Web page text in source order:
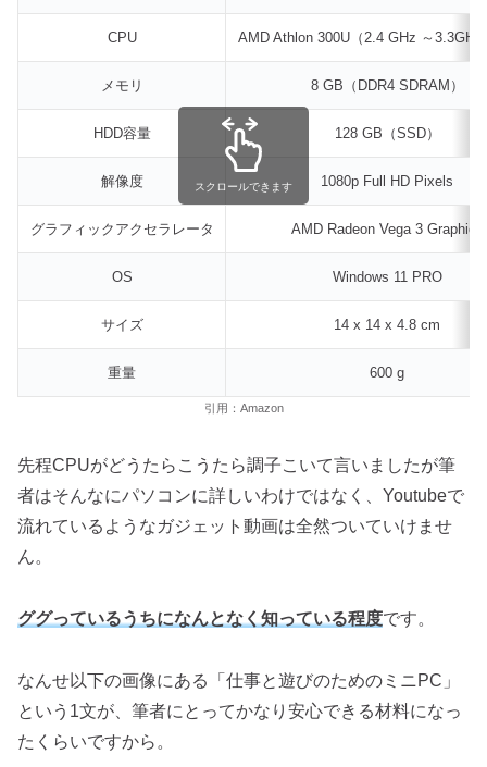
CPU AMD Athlon 300U（2.4 GHz ～3.3GHz
メモリ 8 GB（‎DDR4 SDRAM）
HDD容量 ‎128 GB（SSD）
解像度 1080p Full HD Pixels
グラフィックアクセラレータ AMD Radeon Vega 3 Graphics
OS Windows 11 PRO
サイズ 14 x 14 x 4.8 cm
重量 ‎600 g
スクロールできます
引用：Amazon
先程CPUがどうたらこうたら調子こいて言いましたが筆
者はそんなにパソコンに詳しいわけではなく、Youtubeで
流れているようなガジェット動画は全然ついていけませ
ん。
ググっているうちになんとなく知っている程度です。
なんせ以下の画像にある「仕事と遊びのためのミニPC」
という1文が、筆者にとってかなり安心できる材料になっ
たくらいですから。